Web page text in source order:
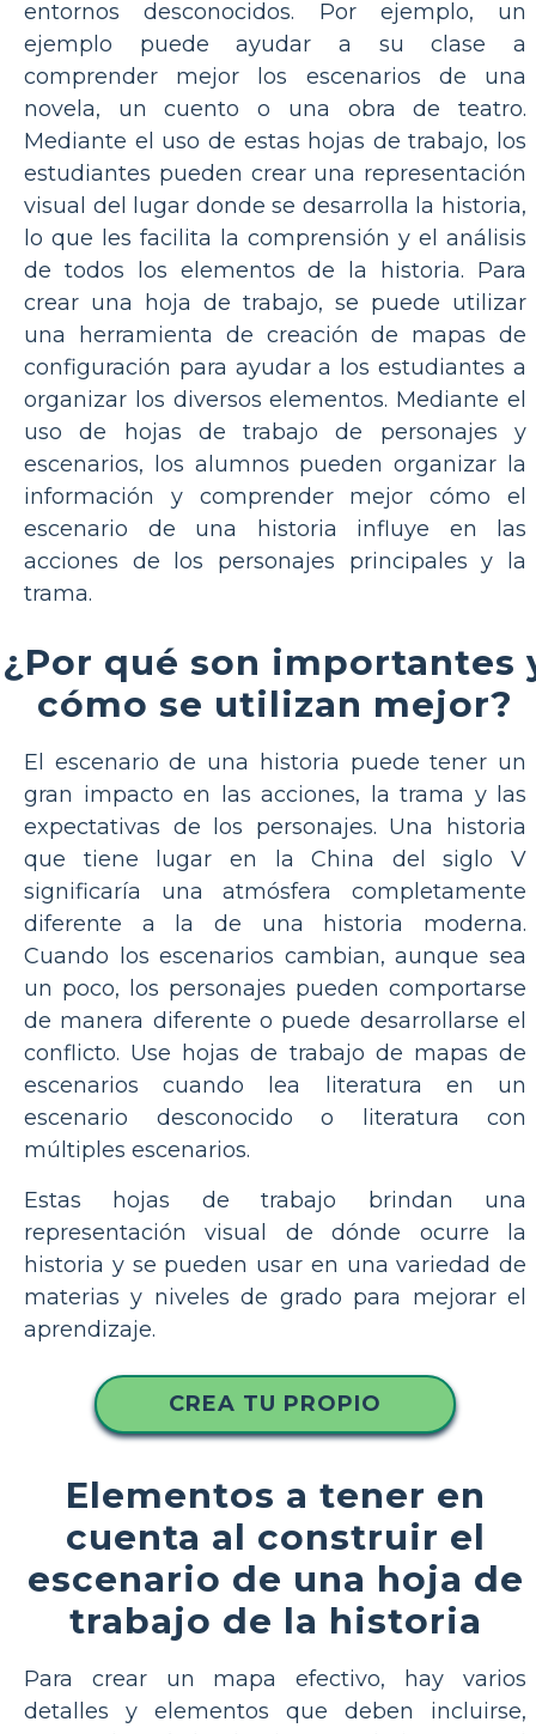
entornos desconocidos. Por ejemplo, un
ejemplo puede ayudar a su clase a
comprender mejor los escenarios de una
novela, un cuento o una obra de teatro.
Mediante el uso de estas hojas de trabajo, los
estudiantes pueden crear una representación
visual del lugar donde se desarrolla la historia,
lo que les facilita la comprensión y el análisis
de todos los elementos de la historia. Para
crear una hoja de trabajo, se puede utilizar
una herramienta de creación de mapas de
configuración para ayudar a los estudiantes a
organizar los diversos elementos. Mediante el
uso de hojas de trabajo de personajes y
escenarios, los alumnos pueden organizar la
información y comprender mejor cómo el
escenario de una historia influye en las
acciones de los personajes principales y la
trama.
¿Por qué son importantes
cómo se utilizan mejor?
El escenario de una historia puede tener un
gran impacto en las acciones, la trama y las
expectativas de los personajes. Una historia
que tiene lugar en la China del siglo V
significaría una atmósfera completamente
diferente a la de una historia moderna.
Cuando los escenarios cambian, aunque sea
un poco, los personajes pueden comportarse
de manera diferente o puede desarrollarse el
conflicto. Use hojas de trabajo de mapas de
escenarios cuando lea literatura en un
escenario desconocido o literatura con
múltiples escenarios.
Estas hojas de trabajo brindan una
representación visual de dónde ocurre la
historia y se pueden usar en una variedad de
materias y niveles de grado para mejorar el
aprendizaje.
CREA TU PROPIO
Elementos a tener en
cuenta al construir el
escenario de una hoja de
trabajo de la historia
Para crear un mapa efectivo, hay varios
detalles y elementos que deben incluirse,